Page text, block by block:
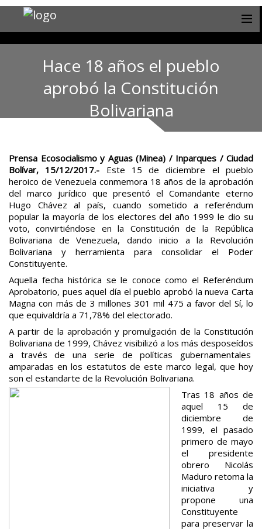
Hace 18 años el pueblo
aprobó la Constitución
Bolivariana
Prensa Ecosocialismo y Aguas (Minea) / Inparques / Ciudad
Bolívar, 15/12/2017.- Este 15 de diciembre el pueblo
heroico de Venezuela conmemora 18 años de la aprobación
del marco jurídico que presentó el Comandante eterno
Hugo Chávez al país, cuando sometido a referéndum
popular la mayoría de los electores del año 1999 le dio su
voto, convirtiéndose en la Constitución de la República
Bolivariana de Venezuela, dando inicio a la Revolución
Bolivariana y herramienta para consolidar el Poder
Constituyente.
Aquella fecha histórica se le conoce como el Referéndum
Aprobatorio, pues aquel día el pueblo aprobó la nueva Carta
Magna con más de 3 millones 301 mil 475 a favor del Sí, lo
que equivaldría a 71,78% del electorado.
A partir de la aprobación y promulgación de la Constitución
Bolivariana de 1999, Chávez visibilizó a los más desposeídos
a través de una serie de políticas gubernamentales
amparadas en los estatutos de este marco legal, que hoy
son el estandarte de la Revolución Bolivariana.
Tras 18 años de
aquel 15 de
diciembre de
1999, el pasado
primero de mayo
el presidente
obrero Nicolás
Maduro retoma la
iniciativa y
propone una
Constituyente
para preservar la